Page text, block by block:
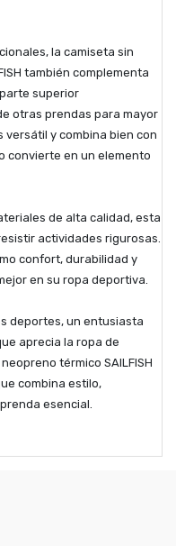
la camiseta sin
también complementa
superior
otras prendas para mayor
versátil y combina bien con
convierte en un elemento
de alta calidad, esta
actividades rigurosas.
confort, durabilidad y
en su ropa deportiva.
deportes, un entusiasta
aprecia la ropa de
térmico SAILFISH
combina estilo,
esencial.